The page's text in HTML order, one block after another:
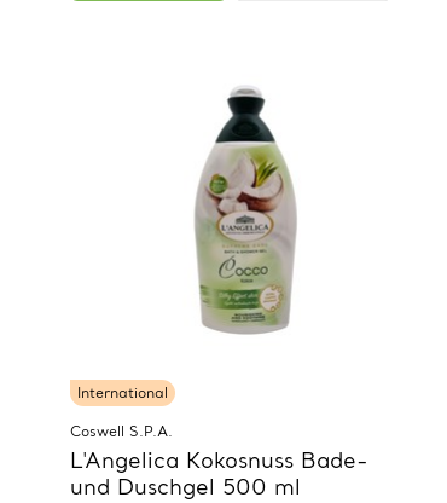
International
Coswell S.P.A.
L'Angelica Kokosnuss Bade-
und Duschgel 500 ml